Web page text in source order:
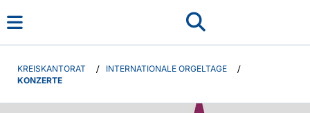
KREISKANTORAT / INTERNATIONALE ORGELTAGE /
KONZERTE